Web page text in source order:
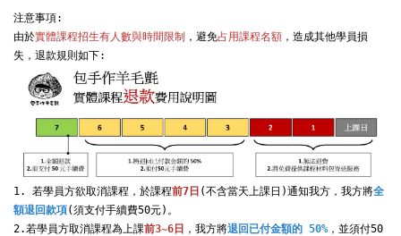
注意事項:
由於實體課程招生有人數與時間限制 ，避免占用課程名額 ，造成其他學員損
1. 若學員方欲取消課程，於課程前7日 (不含當天上課日)通知我方，我方將全
額退回款項(須支付手續費50元)。
2.若學員方取消課程為上課前3~6日 ，我方將退回已付金額的 50% ，並須付50